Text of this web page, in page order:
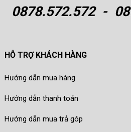
0878.572.572 -
HỖ TRỢ KHÁCH HÀNG
Hướng dẫn mua hàng
Hướng dẫn thanh toán
Hướng dẫn mua trả góp